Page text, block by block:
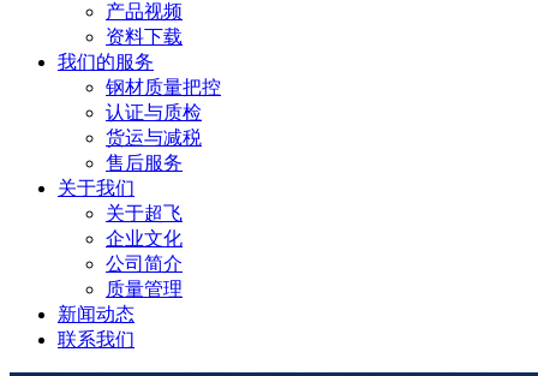
产品视频
资料下载
我们的服务
钢材质量把控
认证与质检
货运与减税
售后服务
关于我们
关于超飞
企业文化
公司简介
质量管理
新闻动态
联系我们